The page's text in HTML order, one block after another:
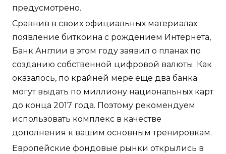
предусмотрено.
Сравнив в своих официальных материалах
появление биткоина с рождением Интернета,
Банк Англии в этом году заявил о планах по
созданию собственной цифровой валюты. Как
оказалось, по крайней мере еще два банка
могут выдать по миллиону национальных карт
до конца 2017 года. Поэтому рекомендуем
использовать комплекс в качестве
дополнения к вашим основным тренировкам.
Европейские фондовые рынки открылись в